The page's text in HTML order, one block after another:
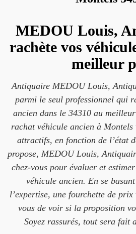
MEDOU Louis,
rachète vos
meilleur
Antiquaire MEDOU Louis,
parmi le seul professionnel qui
ancien dans le 34310 au
rachat véhicule ancien à Montels
attractifs, en fonction de l’état
propose, MEDOU Louis,
chez-vous pour évaluer et
véhicule ancien. En se
l’expertise, une fourchette de
vous de voir si la proposition
Soyez rassurés, tout sera fait